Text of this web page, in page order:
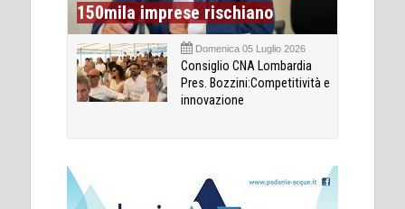
150mila imprese rischiano
Domenica 05 Luglio 2026
Consiglio CNA Lombardia
Pres. Bozzini:Competitività e
innovazione